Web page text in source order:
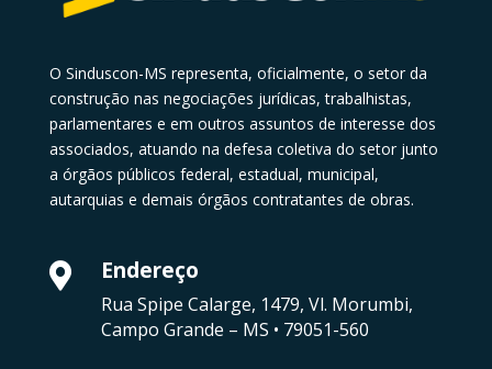
O Sinduscon-MS representa, oficialmente, o setor da
construção nas negociações jurídicas, trabalhistas,
parlamentares e em outros assuntos de interesse dos
associados, atuando na defesa coletiva do setor junto
a órgãos públicos federal, estadual, municipal,
autarquias e demais órgãos contratantes de obras.
 Endereço
Rua Spipe Calarge, 1479, Vl. Morumbi,
Campo Grande – MS • 79051-560